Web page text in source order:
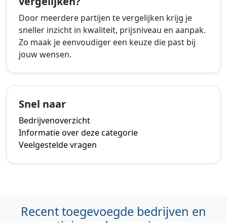
Door meerdere partijen te vergelijken krijg je
sneller inzicht in kwaliteit, prijsniveau en aanpak.
Zo maak je eenvoudiger een keuze die past bij
jouw wensen.
Snel naar
Bedrijvenoverzicht
Informatie over deze categorie
Veelgestelde vragen
Recent toegevoegde bedrijven en